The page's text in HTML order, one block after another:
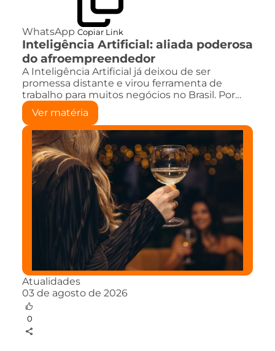
WhatsApp Copiar Link
Inteligência Artificial: aliada poderosa
do afroempreendedor
A Inteligência Artificial já deixou de ser
promessa distante e virou ferramenta de
trabalho para muitos negócios no Brasil. Por…
Ver matéria
Atualidades
03 de agosto de 2026
0